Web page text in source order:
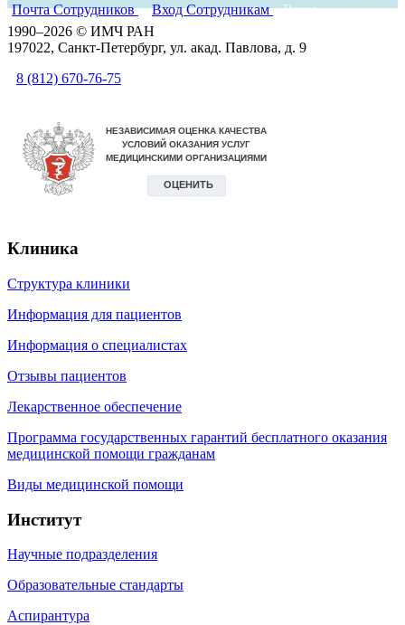
Почта Сотрудников
Вход Сотрудникам
Вики
1990–2026 © ИМЧ РАН
197022, Санкт-Петербург, ул. акад. Павлова, д. 9
8 (812) 670-76-75
Клиника
Структура клиники
Информация для пациентов
Информация о специалистах
Отзывы пациентов
Лекарственное обеспечение
Программа государственных гарантий бесплатного оказания
медицинской помощи гражданам
Виды медицинской помощи
Институт
Научные подразделения
Образовательные стандарты
Аспирантура